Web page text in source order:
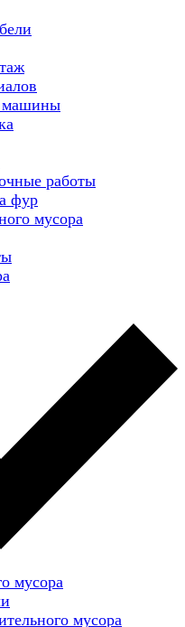
машины
работы
фур
мусора
мусора
мусора